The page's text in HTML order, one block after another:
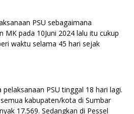
PSU sebagaimana
MK pada 10Juni 2024 lalu itu cukup
waktu selama 45 hari sejak
PSU tinggal 18 hari lagi.
kabupaten/kota di Sumbar
17.569. Sedangkan di Pessel